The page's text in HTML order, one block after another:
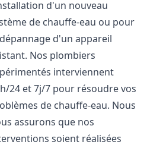
d'un nouveau
de chauffe-eau ou pour
d'un appareil
Nos plombiers
interviennent
24 et 7j/7 pour résoudre vos
de chauffe-eau. Nous
assurons que nos
soient réalisées